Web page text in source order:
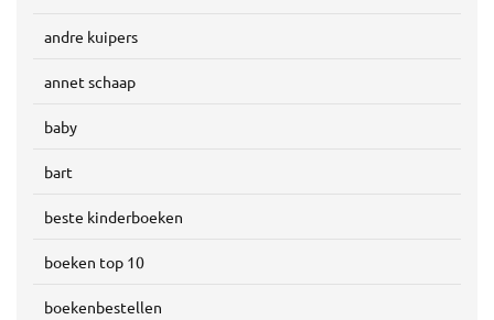
andre kuipers
annet schaap
baby
bart
beste kinderboeken
boeken top 10
boekenbestellen